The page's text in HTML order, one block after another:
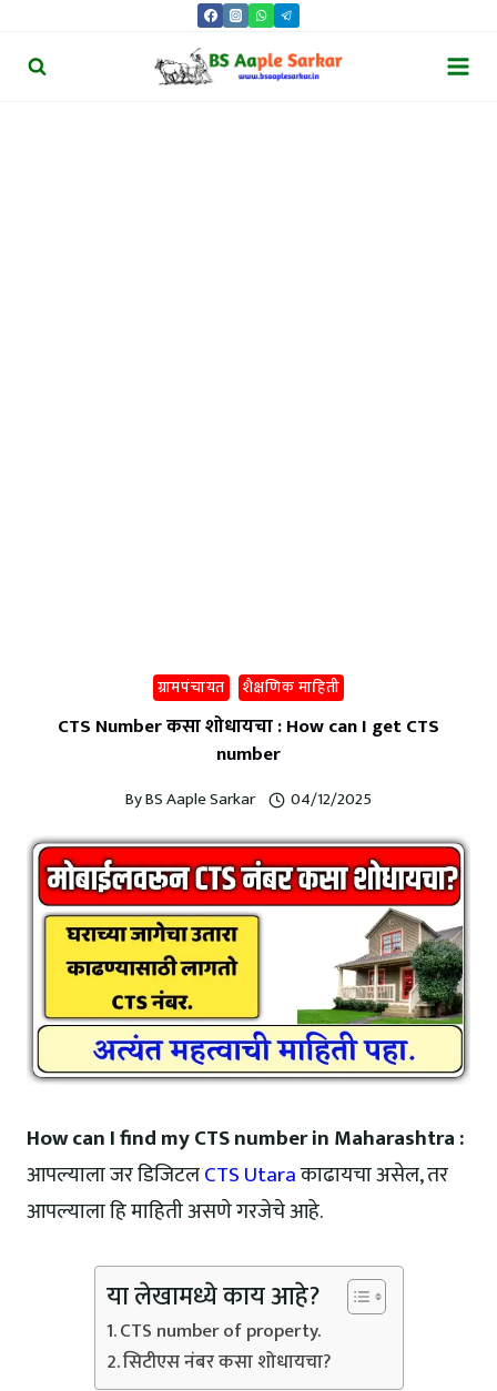
ग्रामपंचायत शैक्षणिक माहिती
CTS Number कसा शोधायचा : How can I get CTS
number
ByBS Aaple Sarkar 04/12/2025
How can I find my CTS number in Maharashtra :
आपल्याला जर डिजिटलCTS Utaraकाढायचा असेल, तर
आपल्याला हि माहिती असणे गरजेचे आहे.
या लेखामध्ये काय आहे?
CTS number of property.
सिटीएस नंबर कसा शोधायचा?